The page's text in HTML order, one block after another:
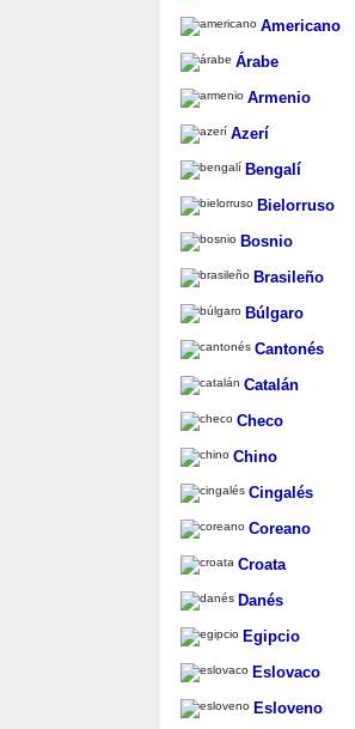
Americano
Árabe
Armenio
Azerí
Bengalí
Bielorruso
Bosnio
Brasileño
Búlgaro
Cantonés
Catalán
Checo
Chino
Cingalés
Coreano
Croata
Danés
Egipcio
Eslovaco
Esloveno